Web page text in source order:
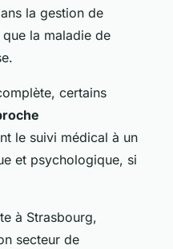
la gestion de
la maladie de
certains
le suivi médical à un
et psychologique, si
à Strasbourg,
secteur de